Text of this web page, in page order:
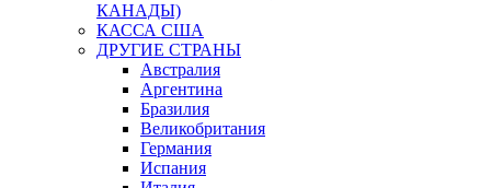
КАНАДЫ)
КАССА США
ДРУГИЕ СТРАНЫ
Австралия
Аргентина
Бразилия
Великобритания
Германия
Испания